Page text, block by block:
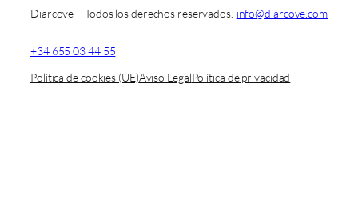
Diarcove – Todos los derechos reservados. info@diarcove.com
+34 655 03 44 55
Política de cookies (UE)Aviso LegalPolítica de privacidad